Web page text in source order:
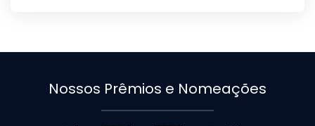
Nossos Prêmios e Nomeações